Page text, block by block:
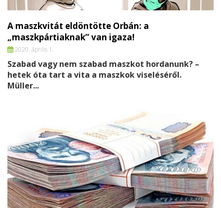
A maszkvitát eldöntötte Orbán: a
„maszkpártiaknak” van igaza!
2020. április 1.
Szabad vagy nem szabad maszkot hordanunk? –
hetek óta tart a vita a maszkok viseléséről.
Müller...